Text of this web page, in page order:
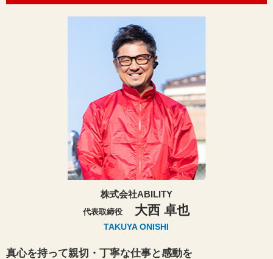
株式会社ABILITY
代表取締役 大西 卓也
TAKUYA ONISHI
真心を持って親切・丁寧な仕事と感動を